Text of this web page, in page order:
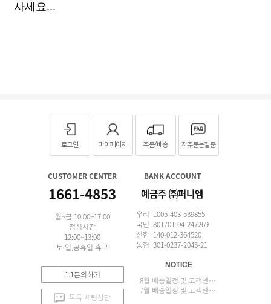
사세요...
로그인 마이페이지 주문/배송 자주묻는질문
CUSTOMER CENTER
1661-4853
월~금 10:00~17:00
점심시간
12:00~13:00
토,일,공휴일 휴무
1:1문의하기
톡톡 채팅상담
BANK ACCOUNT
예금주 ㈜퍼니엠
우리 1005-403-539855
국민 801701-04-247269
신한 140-012-364520
농협 301-0237-2045-21
NOTICE
8월 배송일정 및 고객센터 업무 안내
7월 배송일정 및 고객센터 업무 안내